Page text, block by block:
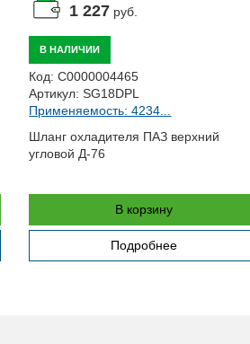
1 227 руб.
В НАЛИЧИИ
Код: С0000004465
Артикул: SG18DPL
Применяемость: 4234...
Шланг охладителя ПАЗ верхний
угловой Д-76
В корзину
Подробнее